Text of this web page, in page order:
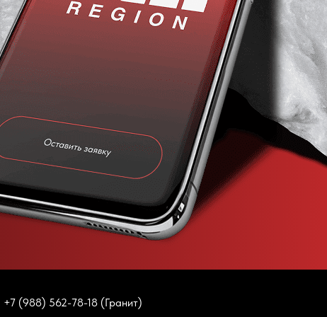
+7 (988) 562-78-18 (Гранит)